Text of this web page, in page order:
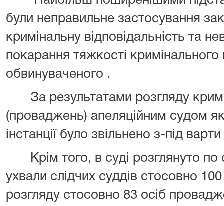
були неправильне застосування
кримінальну відповідальність та
покарання тяжкості
обвинуваченого .
За результатами розгляду
(проваджень) апеляційним судом
інстанції було звільнено з-під
Крім того, в суді розглянуто по
ухвали слідчих суддів стосовно
розгляду стосовно 83 осіб